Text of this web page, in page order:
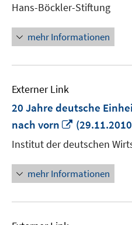
Hans-Böckler-Stiftung
mehr Informationen
Externer Link
20 Jahre deutsche
nach vorn
In
neuem
Fenster
öffnen
Institut der deutschen
mehr Informationen